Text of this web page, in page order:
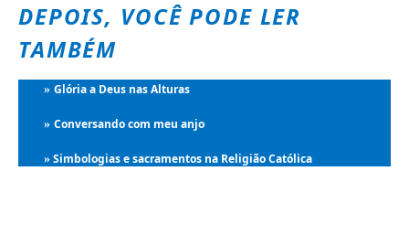
DEPOIS, VOCÊ PODE LER
TAMBÉM
» Glória a Deus nas Alturas
» Conversando com meu anjo
» Simbologias e sacramentos na Religião Católica